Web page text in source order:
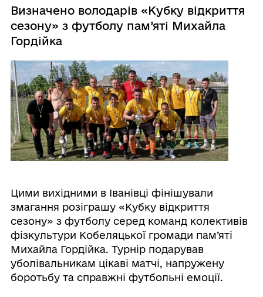
Визначено володарів «Кубку відкриття
сезону» з футболу пам’яті Михайла
Гордійка
Цими вихідними в Іванівці фінішували
змагання розіграшу «Кубку відкриття
сезону» з футболу серед команд колективів
фізкультури Кобеляцької громади пам’яті
Михайла Гордійка. Турнір подарував
уболівальникам цікаві матчі, напружену
боротьбу та справжні футбольні емоції.